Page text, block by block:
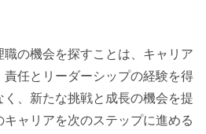
の機会を探すことは、キャリア
任とリーダーシップの経験を得
、新たな挑戦と成長の機会を提
ャリアを次のステップに進める